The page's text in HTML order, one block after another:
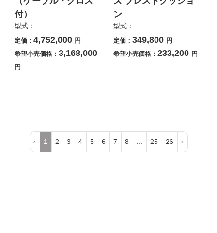
付）
型式：
定価： 4,752,000 円
希望小売価格： 3,168,000
円
ン
型式：
定価： 349,800 円
希望小売価格： 233,200 円
‹ 1 2 3 4 5 6 7 8 25 26 ›